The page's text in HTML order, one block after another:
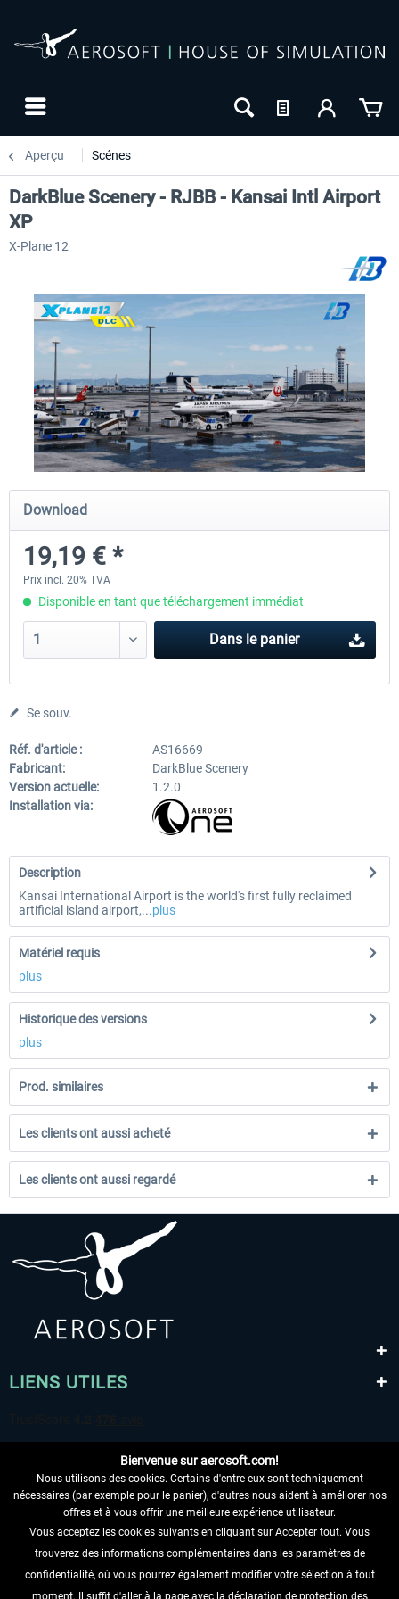
Aperçu Scénes
Airport Berlin Brandenburg V2 XP Airport Zurich V2.0 XP
DarkBlue Scenery - RJBB - Kansai Intl Airport
XP
X-Plane 12
Download
19,19 € *
Prix incl. 20% TVA
Disponible en tant que téléchargement immédiat
Dans le panier
Se souv.
Réf. d'article :
AS16669
Fabricant:
DarkBlue Scenery
Version actuelle:
1.2.0
Installation via:
Description
Kansai International Airport is the world's first fully reclaimed
artificial island airport,...plus
Matériel requis
plus
Historique des versions
plus
Prod. similaires
Les clients ont aussi acheté
Les clients ont aussi regardé
LIENS UTILES
RENONCER AU CONTRAT ICI
INFORMATIONS
Bienvenue sur aerosoft.com!
Nous utilisons des cookies. Certains d'entre eux sont techniquement
nécessaires (par exemple pour le panier), d'autres nous aident à améliorer nos
offres et à vous offrir une meilleure expérience utilisateur.
Vous acceptez les cookies suivants en cliquant sur Accepter tout. Vous
trouverez des informations complémentaires dans les paramètres de
confidentialité, où vous pourrez également modifier votre sélection à tout
moment. Il suffit d'aller à la page avec la déclaration de protection des